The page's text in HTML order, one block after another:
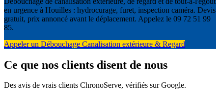
en urgence à Houilles : hydrocurage, furet, inspection caméra. Devis
gratuit, prix annoncé avant le déplacement. Appelez le 09 72 51 99
85.
Appeler un Débouchage Canalisation extérieure & Regard
Ce que nos clients disent de nous
Des avis de vrais clients ChronoServe, vérifiés sur Google.